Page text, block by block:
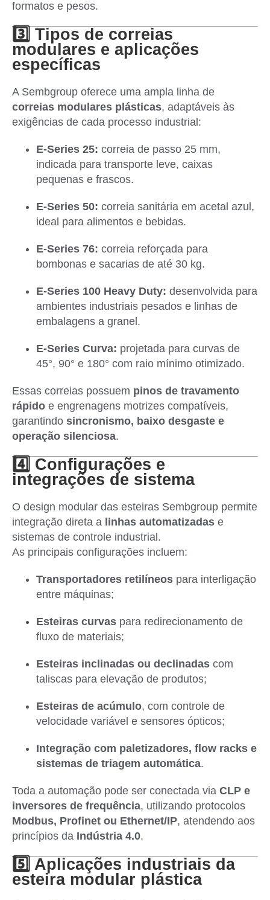
formatos e pesos.
3️⃣ Tipos de correias
modulares e aplicações
específicas
A Sembgroup oferece uma ampla linha de
correias modulares plásticas, adaptáveis às
exigências de cada processo industrial:
E-Series 25: correia de passo 25 mm,
indicada para transporte leve, caixas
pequenas e frascos.
E-Series 50: correia sanitária em acetal azul,
ideal para alimentos e bebidas.
E-Series 76: correia reforçada para
bombonas e sacarias de até 30 kg.
E-Series 100 Heavy Duty: desenvolvida para
ambientes industriais pesados e linhas de
embalagens a granel.
E-Series Curva: projetada para curvas de
45°, 90° e 180° com raio mínimo otimizado.
Essas correias possuem pinos de travamento
rápido e engrenagens motrizes compatíveis,
garantindo sincronismo, baixo desgaste e
operação silenciosa.
4️⃣ Configurações e
integrações de sistema
O design modular das esteiras Sembgroup permite
integração direta a linhas automatizadas e
sistemas de controle industrial.
As principais configurações incluem:
Transportadores retilíneos para interligação
entre máquinas;
Esteiras curvas para redirecionamento de
fluxo de materiais;
Esteiras inclinadas ou declinadas com
taliscas para elevação de produtos;
Esteiras de acúmulo, com controle de
velocidade variável e sensores ópticos;
Integração com paletizadores, flow racks e
sistemas de triagem automática.
Toda a automação pode ser conectada via CLP e
inversores de frequência, utilizando protocolos
Modbus, Profinet ou Ethernet/IP, atendendo aos
princípios da Indústria 4.0.
5️⃣ Aplicações industriais da
esteira modular plástica